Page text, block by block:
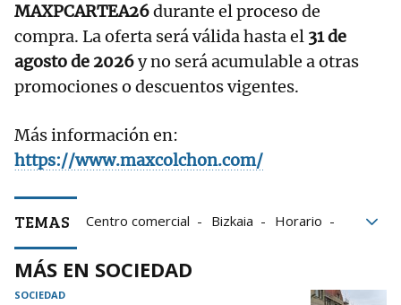
MAXPCARTEA26durante el proceso de
compra. La oferta será válida hasta el 31 de
agosto de 2026y no será acumulable a otras
promociones o descuentos vigentes.
Más información en:
https://www.maxcolchon.com/
TEMAS Centro comercial Bizkaia
Horario
MÁS EN SOCIEDAD
SOCIEDAD